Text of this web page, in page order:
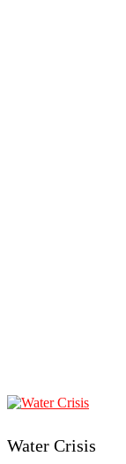
Water Crisis